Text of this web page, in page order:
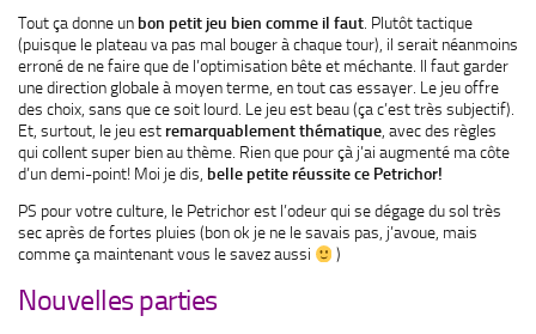
Tout ça donne un bon petit jeu bien comme il faut . Plutôt tactique
(puisque le plateau va pas mal bouger à chaque tour), il serait néanmoins
erroné de ne faire que de l’optimisation bête et méchante. Il faut garder
une direction globale à moyen terme, en tout cas essayer. Le jeu offre
des choix, sans que ce soit lourd. Le jeu est beau (ça c’est très subjectif).
Et, surtout, le jeu est remarquablement thématique , avec des règles
qui collent super bien au thème. Rien que pour çà j’ai augmenté ma côte
d’un demi-point! Moi je dis, belle petite réussite ce Petrichor!
PS pour votre culture, le Petrichor est l’odeur qui se dégage du sol très
sec après de fortes pluies (bon ok je ne le savais pas, j’avoue, mais
comme ça maintenant vous le savez aussi
)
Nouvelles parties